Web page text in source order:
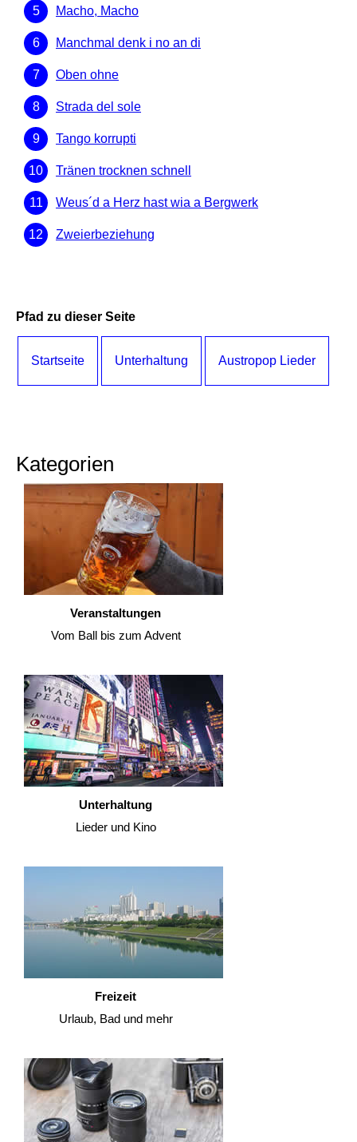
Macho, Macho
Manchmal denk i no an di
Oben ohne
Strada del sole
Tango korrupti
Tränen trocknen schnell
Weus´d a Herz hast wia a Bergwerk
Zweierbeziehung
Pfad zu dieser Seite
Startseite Unterhaltung Austropop Lieder
Kategorien
Veranstaltungen
Vom Ball bis zum Advent
Unterhaltung
Lieder und Kino
Freizeit
Urlaub, Bad und mehr